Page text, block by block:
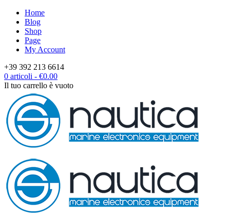
Home
Blog
Shop
Page
My Account
+39 392 213 6614
0 articoli - €0.00
Il tuo carrello è vuoto